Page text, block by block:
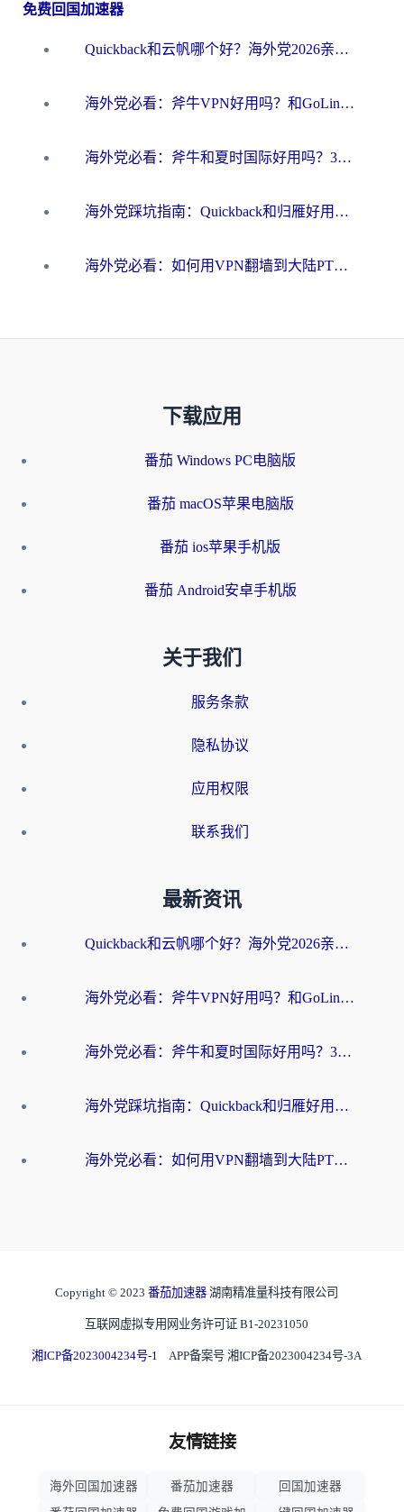
免费回国加速器
Quickback和云帆哪个好？海外党2026亲测指南：选对加速器大陆工具，无缝刷国内剧玩国服
海外党必看：斧牛VPN好用吗？和GoLinkVPN对比哪个回国效果更好？
海外党必看：斧牛和夏时国际好用吗？3步选对回国加速器，无缝刷国内资源
海外党踩坑指南：Quickback和归雁好用吗？选对加速器才能无缝刷国内资源
海外党必看：如何用VPN翻墙到大陆PTT？一篇解决你所有回国加速痛点
下载应用
番茄 Windows PC电脑版
番茄 macOS苹果电脑版
番茄 ios苹果手机版
番茄 Android安卓手机版
关于我们
服务条款
隐私协议
应用权限
联系我们
最新资讯
Quickback和云帆哪个好？海外党2026亲测指南：选对加速器大陆工具，无缝刷国内剧玩国服
海外党必看：斧牛VPN好用吗？和GoLinkVPN对比哪个回国效果更好？
海外党必看：斧牛和夏时国际好用吗？3步选对回国加速器，无缝刷国内资源
海外党踩坑指南：Quickback和归雁好用吗？选对加速器才能无缝刷国内资源
海外党必看：如何用VPN翻墙到大陆PTT？一篇解决你所有回国加速痛点
Copyright © 2023 番茄加速器 湖南精准量科技有限公司
互联网虚拟专用网业务许可证 B1-20231050
湘ICP备2023004234号-1 APP备案号 湘ICP备2023004234号-3A
友情链接
海外回国加速器 番茄加速器
回国加速器